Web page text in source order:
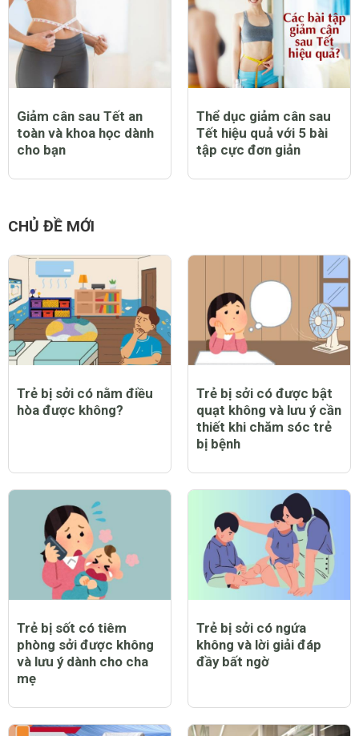
Giảm cân sau Tết an
toàn và khoa học dành
cho bạn
Thể dục giảm cân sau
Tết hiệu quả với 5 bài
tập cực đơn giản
CHỦ ĐỀ MỚI
Trẻ bị sởi có nằm điều
hòa được không?
Trẻ bị sởi có được bật
quạt không và lưu ý cần
thiết khi chăm sóc trẻ
bị bệnh
Trẻ bị sốt có tiêm
phòng sởi được không
và lưu ý dành cho cha
mẹ
Trẻ bị sởi có ngứa
không và lời giải đáp
đầy bất ngờ